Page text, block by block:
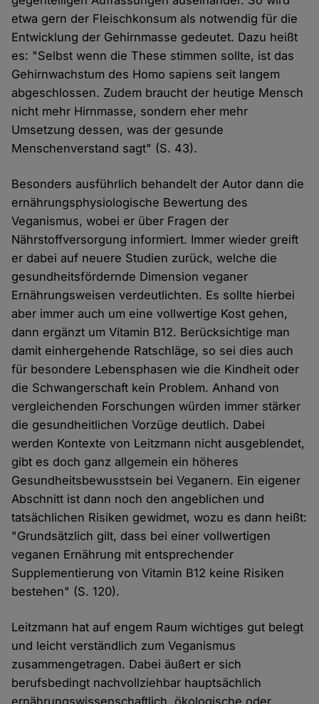
etwa gern der Fleischkonsum als notwendig für die
Entwicklung der Gehirnmasse gedeutet. Dazu heißt
es: "Selbst wenn die These stimmen sollte, ist das
Gehirnwachstum des Homo sapiens seit langem
abgeschlossen. Zudem braucht der heutige Mensch
nicht mehr Hirnmasse, sondern eher mehr
Umsetzung dessen, was der gesunde
Menschenverstand sagt" (S. 43).
Besonders ausführlich behandelt der Autor dann die
ernährungsphysiologische Bewertung des
Veganismus, wobei er über Fragen der
Nährstoffversorgung informiert. Immer wieder greift
er dabei auf neuere Studien zurück, welche die
gesundheitsfördernde Dimension veganer
Ernährungsweisen verdeutlichten. Es sollte hierbei
aber immer auch um eine vollwertige Kost gehen,
dann ergänzt um Vitamin B12. Berücksichtige man
damit einhergehende Ratschläge, so sei dies auch
für besondere Lebensphasen wie die Kindheit oder
die Schwangerschaft kein Problem. Anhand von
vergleichenden Forschungen würden immer stärker
die gesundheitlichen Vorzüge deutlich. Dabei
werden Kontexte von Leitzmann nicht ausgeblendet,
gibt es doch ganz allgemein ein höheres
Gesundheitsbewusstsein bei Veganern. Ein eigener
Abschnitt ist dann noch den angeblichen und
tatsächlichen Risiken gewidmet, wozu es dann heißt:
"Grundsätzlich gilt, dass bei einer vollwertigen
veganen Ernährung mit entsprechender
Supplementierung von Vitamin B12 keine Risiken
bestehen" (S. 120).
Leitzmann hat auf engem Raum wichtiges gut belegt
und leicht verständlich zum Veganismus
zusammengetragen. Dabei äußert er sich
berufsbedingt nachvollziehbar hauptsächlich
ernährungswissenschaftlich, ökologische oder